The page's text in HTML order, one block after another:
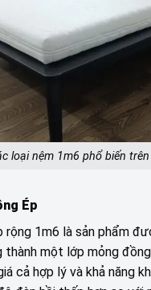
loại nệm 1m6 phổ biến
Ép
rộng 1m6 là sản phẩm
thành một lớp mỏng
cả hợp lý và khả năng